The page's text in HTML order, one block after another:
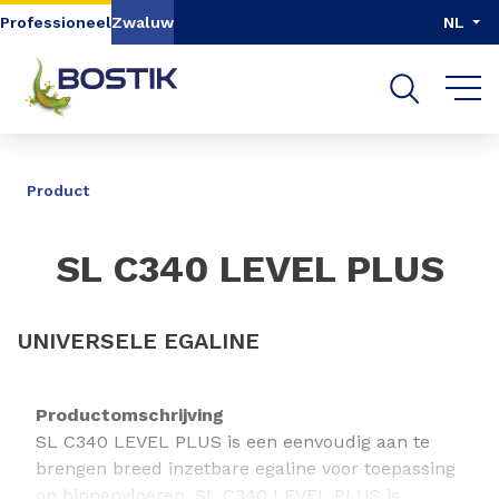
Go to content Go to navigation
ProfessioneelZwaluw NL
Product
SL C340 LEVEL PLUS
UNIVERSELE EGALINE
Productomschrijving
SL C340 LEVEL PLUS is een eenvoudig aan te
brengen breed inzetbare egaline voor toepassing